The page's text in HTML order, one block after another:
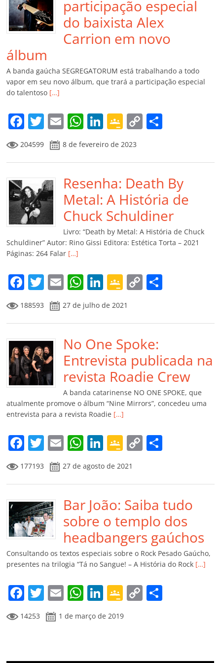
participação especial
do baixista Alex
Carrion em novo
álbum
A banda gaúcha SEGREGATORUM está trabalhando a todo
vapor em seu novo álbum, que trará a participação especial
do talentoso […]
F
a
c
e
b
o
o
k
T
w
itt
er
E
m
ai
l
W
at
s
A
p
p
Li
k
e
dI
n
G
o
o
gl
e
Cl
a
ss
ro
m
C
y
Li
n
k
p
ar
til
h
ar
204599 8 de fevereiro de 2023
Resenha: Death By
Metal: A História de
Chuck Schuldiner
Livro: “Death by Metal: A História de Chuck
Schuldiner” Autor: Rino Gissi Editora: Estética Torta – 2021
Páginas: 264 Falar […]
F
a
c
e
b
o
o
k
T
w
itt
er
E
m
ai
l
W
h
at
s
A
p
p
Li
n
k
e
dI
n
G
o
o
gl
e
Cl
a
ss
ro
o
m
C
y
Li
n
k
p
til
h
ar
188593 27 de julho de 2021
No One Spoke:
Entrevista publicada na
revista Roadie Crew
A banda catarinense NO ONE SPOKE, que
atualmente promove o álbum “Nine Mirrors”, concedeu uma
entrevista para a revista Roadie […]
F
a
c
e
b
o
o
k
T
w
itt
er
E
m
ai
l
W
at
s
A
p
p
Li
n
k
e
dI
n
G
o
o
gl
e
Cl
a
ss
ro
o
m
C
y
Li
n
k
p
ar
til
h
ar
177193 27 de agosto de 2021
Bar João: Saiba tudo
sobre o templo dos
headbangers gaúchos
Consultando os textos especiais sobre o Rock Pesado Gaúcho,
presentes na trilogia “Tá no Sangue! – A História do Rock […]
F
a
c
b
T
w
itt
E
m
ai
W
at
A
Li
n
k
dI
G
o
o
e
C
Li ar
14253 1 de março de 2019